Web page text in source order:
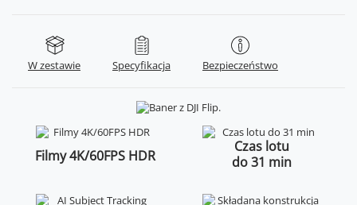
W zestawie Specyfikacja Bezpieczeństwo
Filmy 4K/60FPS HDR
Czas lotu
do 31 min